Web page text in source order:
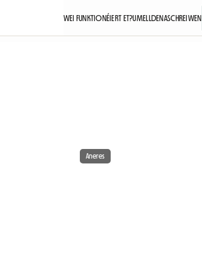
WEI FUNKTIONÉIERT ET?UMELLDENASCHREIWEN
Aneres